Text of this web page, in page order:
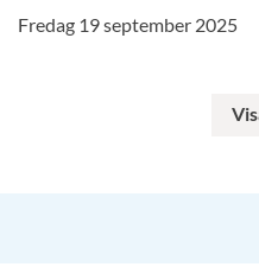
Fredag 19 september 2025